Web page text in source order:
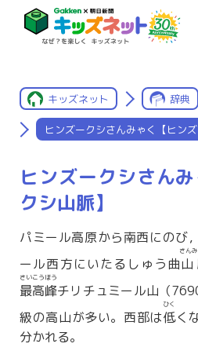
キッズネット 辞典
ヒンズークシさんみゃく【ヒンズ
ヒンズークシさん
クシ山脈】
パミール高原から南西にのび
ール西方にいたるしゅう曲
さん
最高峰
さいこうほう
チリチュミール山（
級の高山が多い。西部は低
ひく
く
分かれる。